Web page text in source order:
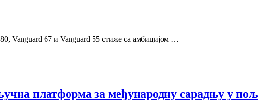
Vanguard 67 и Vanguard 55 стиже са амбицијом …
платформа за међународну сарадњу у